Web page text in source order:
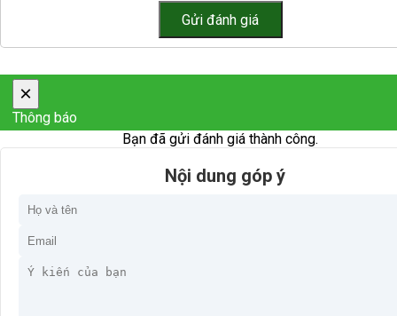
×
Thông báo
Bạn đã gửi đánh giá thành công.
Nội dung góp ý